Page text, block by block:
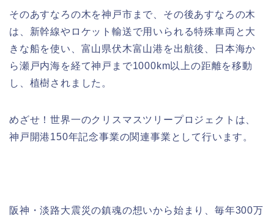
そのあすなろの木を神戸市まで、その後あすなろの木
は、新幹線やロケット輸送で用いられる特殊車両と大
きな船を使い、富山県伏木富山港を出航後、日本海か
ら瀬戸内海を経て神戸まで1000km以上の距離を移動
し、植樹されました。
めざせ！世界一のクリスマスツリープロジェクト は、
神戸開港150年記念事業の関連事業として行います。
阪神・淡路大震災の鎮魂の想いから始まり、毎年300万